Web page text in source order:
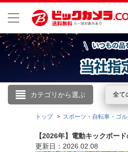
カテゴリから選ぶ 全て
こんにちは
ログ
新規会
トップ スポーツ・自転車・ゴ
【2026年】電動キックボー
更新日：2026.02.08